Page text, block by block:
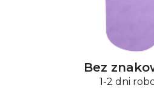
Bez
1-2 dni